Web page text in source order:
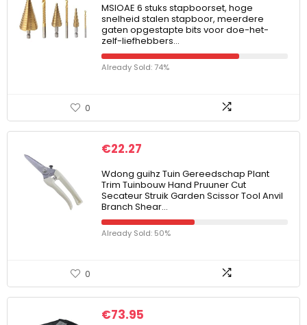
MSIOAE 6 stuks stapboorset, hoge
snelheid stalen stapboor, meerdere
gaten opgestapte bits voor doe-het-
zelf-liefhebbers…
Already Sold: 74%
0
€22.27
Wdong guihz Tuin Gereedschap Plant
Trim Tuinbouw Hand Pruuner Cut
Secateur Struik Garden Scissor Tool Anvil
Branch Shear…
Already Sold: 50%
0
€73.95